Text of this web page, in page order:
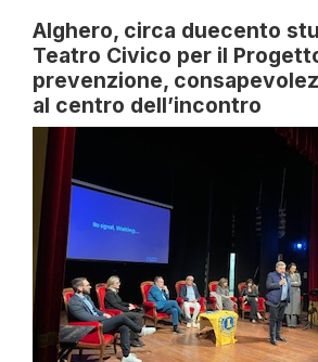
Alghero, circa duecento
Teatro Civico per il
prevenzione,
al centro dell’incontro